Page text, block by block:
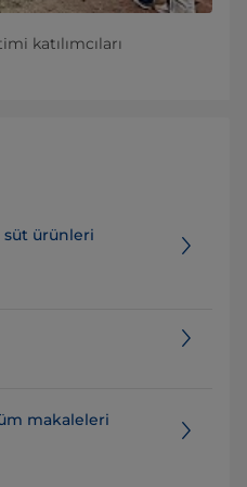
katılımcıları
ürünleri
makaleleri